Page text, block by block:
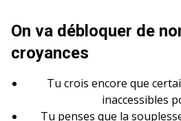
On va débloquer de
croyances
Tu crois encore que
inaccessibles
Tu penses que la